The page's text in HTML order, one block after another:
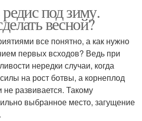
под зиму.
весной?
все понятно, а как нужно
первых всходов? Ведь при
нередки случаи, когда
на рост ботвы, а корнеплод
не развивается. Такому
выбранное место, загущение